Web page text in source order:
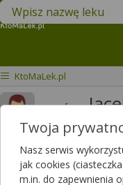
Znajdź lek w swojej
KtoMaLek.pl
mgr farm.
0
Twoja
Nasz serwis
jak cookies
m.in. do zapewnienia